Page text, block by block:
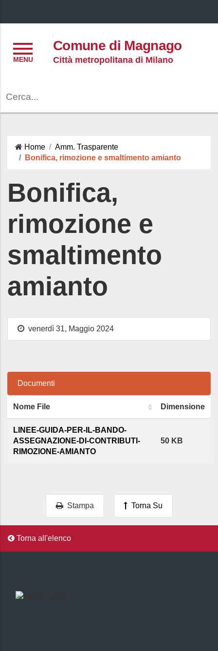
Comune di Magnago
Città metropolitana di Milano
Home
Amm. Trasparente
Bonifica, rimozione e smaltimento amianto
Bonifica,
rimozione e
smaltimento
amianto
venerdì 31, Maggio 2024
Documenti
Nome File Dimensione
LINEE-GUIDA-PER-IL-BANDO-
ASSEGNAZIONE-DI-CONTRIBUTI-
RIMOZIONE-AMIANTO
50 KB
Stampa Torna Su
Torna all'elenco